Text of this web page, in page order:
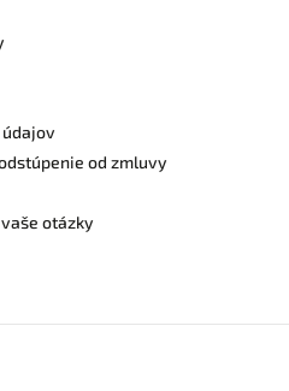
údajov
od zmluvy
otázky